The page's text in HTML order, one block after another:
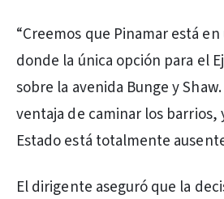
“Creemos que Pinamar está
donde la única opción para el
sobre la avenida Bunge y
ventaja de caminar los barrios,
Estado está totalmente
El dirigente aseguró que la